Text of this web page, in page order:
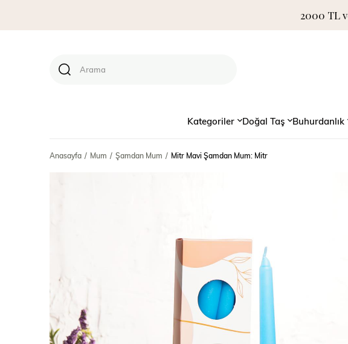
2000 TL
Kategoriler Doğal Taş Buhurdanlık
Anasayfa Mum Şamdan Mum Mitr Mavi Şamdan Mum: Mitr